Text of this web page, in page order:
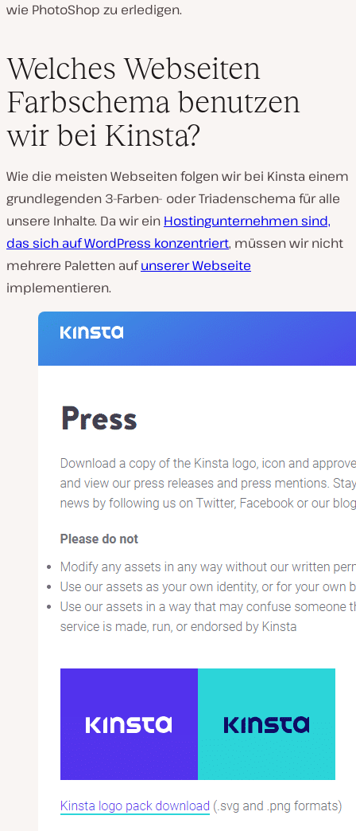
wie PhotoShop zu erledigen.
Welches Webseiten
Farbschema benutzen
wir bei Kinsta?
Wie die meisten Webseiten folgen wir bei Kinsta einem
grundlegenden 3-Farben- oder Triadenschema für alle
unsere Inhalte. Da wir ein Hostingunternehmen sind,
das sich auf WordPress konzentriert, müssen wir nicht
mehrere Paletten aufunserer Webseite
implementieren.